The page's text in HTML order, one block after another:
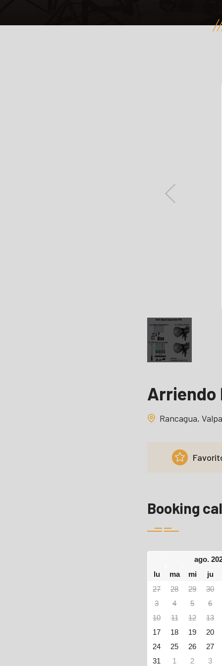
Arriendo
Rancagua,
Booking
ago.
lu
ma mi
ju
27
28 29
30
3
4 5
6
10
11 12
13
17
18 19
20
24
25 26
27
31
1 2 3